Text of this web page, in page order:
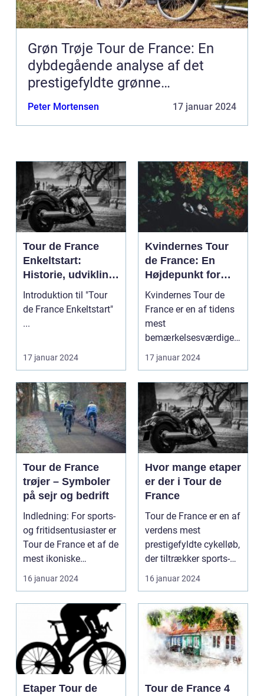
Grøn Trøje Tour de France: En
dybdegående analyse af det
prestigefyldte grønne
pointklassement
Peter Mortensen 17 januar 2024
Tour de France
Enkeltstart:
Historie, udvikling
og
nøgleinformatione
Introduktion til "Tour
de France Enkeltstart"
...
17 januar 2024
Kvindernes Tour
de France: En
Højdepunkt for
Cykelsporten
Kvindernes Tour de
France er en af tidens
mest
bemærkelsesværdige
cykelløb. Det er et
prestigefyldt ...
17 januar 2024
Tour de France
trøjer – Symboler
på sejr og bedrift
Indledning: For sports-
og fritidsentusiaster er
Tour de France et af de
mest ikoniske
begivenheder ...
16 januar 2024
Hvor mange etaper
er der i Tour de
France
Tour de France er en af
verdens mest
prestigefyldte cykelløb,
der tiltrækker sports-
og fritidsentus...
16 januar 2024
Etaper Tour de
Tour de France 4